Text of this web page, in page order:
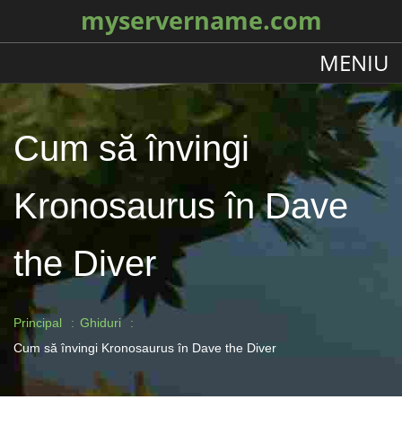
myservername.com
MENIU
Cum să învingi
Kronosaurus în Dave
the Diver
Principal
Ghiduri
Cum să învingi Kronosaurus în Dave the Diver